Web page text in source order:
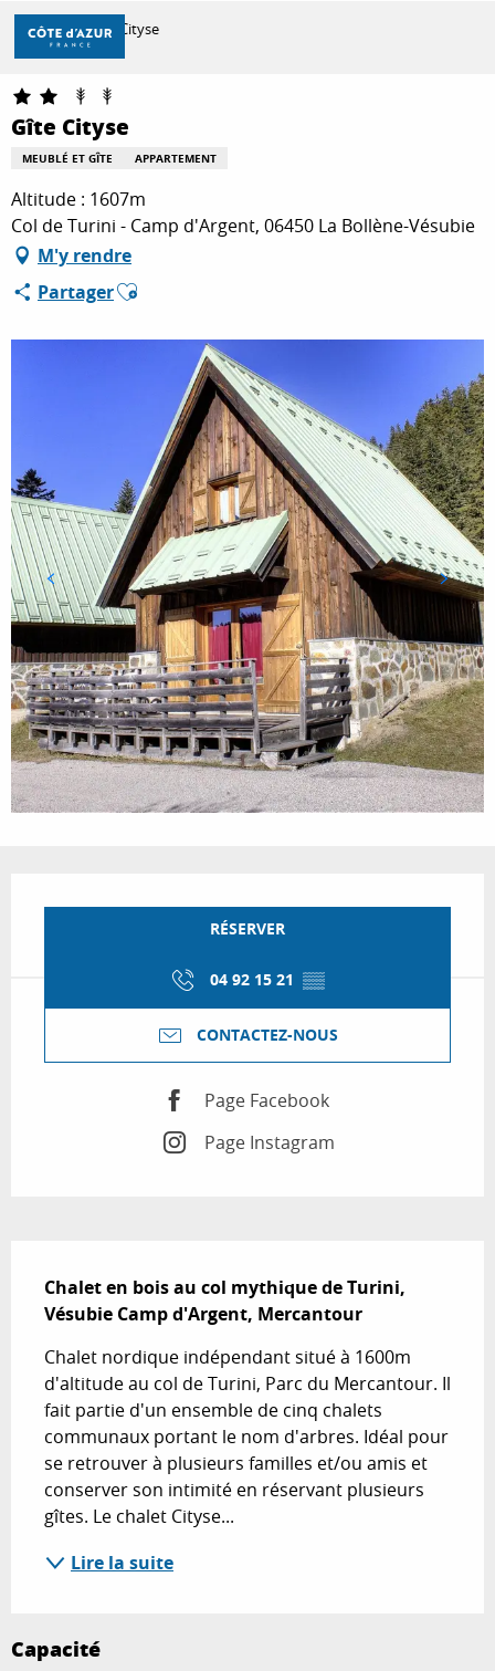
Aller
contenu
principal
DÉCOUVRIR
À FAIRE
SÉJOURNER
Accueil Gîte Cityse
Gîte Cityse
MEUBLÉ ET GÎTE APPARTEMENT
Altitude : 1607m
Col de Turini - Camp d'Argent, 06450 La Bollène-Vésubie
M'y rendre
PartagerAjouter aux favoris
RÉSERVER
04 92 15 21 ▒▒
CONTACTEZ-NOUS
Page Facebook
Page Instagram
Chalet en bois au col mythique de Turini,
Vésubie Camp d'Argent, Mercantour
Chalet nordique indépendant situé à 1600m
d'altitude au col de Turini, Parc du Mercantour. Il
fait partie d'un ensemble de cinq chalets
communaux portant le nom d'arbres. Idéal pour
se retrouver à plusieurs familles et/ou amis et
conserver son intimité en réservant plusieurs
gîtes. Le chalet Cityse...
Lire la suite
Capacité